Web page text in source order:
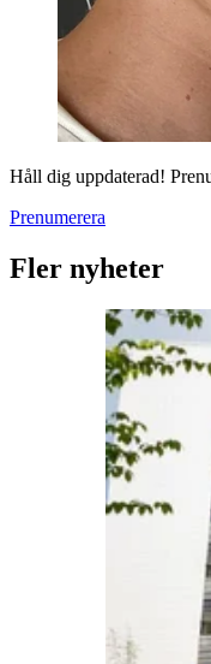
Håll dig uppdaterad!
Prenumerera
Fler nyheter